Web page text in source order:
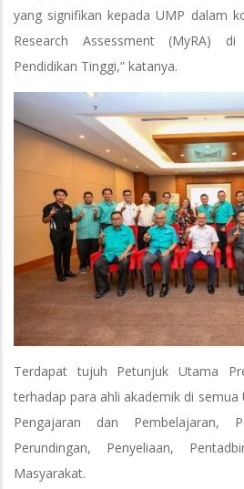
yang signifikan kepada UMP dalam
Research Assessment (MyRA) di
Pendidikan Tinggi,” katanya.
Terdapat tujuh Petunjuk Utama
terhadap para ahli akademik di semua
Pengajaran dan Pembelajaran,
Perundingan, Penyeliaan,
Masyarakat.